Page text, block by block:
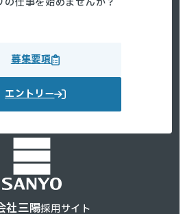
募集要項
エントリー
社三陽採用サイト